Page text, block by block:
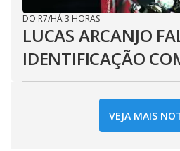
DO R7/HÁ 3 HORAS
LUCAS ARCANJO
IDENTIFICAÇÃO
VEJA MAIS